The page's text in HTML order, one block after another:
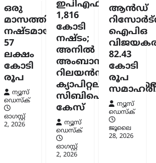
ഒഴിവാക്കി; ഇനി തുക
നേരിട്ട് ബാങ്ക്
അക്കൗണ്ടിലേക്ക്
ന്യൂസ് ഡെസ്ക്
ഓഗസ്റ്റ്‌ 6, 2026
സംസ്ഥാനത്തെ ക്ഷേമപെൻഷൻ
വിതരണ സംവിധാനത്തിൽ സുപ്രധാന
മാറ്റം വരുത്തി സർക്കാർ. സഹകരണ
ബാങ്കുകൾ മുഖേന
ഗുണഭോക്താക്കളുടെ വീടുകളിൽ നേരിട്ട്
പെൻഷൻ എത്തിക്കുന്ന രീതി
അവസാനിപ്പിച്ച്, തുക നേരിട്ട്…
ദേശീയം,ലേറ്റസ്റ്റ് ന്യൂസ്
ജെൻ Zഉം ജെൻ
ഒരു
മാസത്തിനുള്ളിൽ
നഷ്ടമായത്
57
ലക്ഷം
കോടി
രൂപ
ന്യൂസ്
ഡെസ്ക്
ഓഗസ്റ്റ്‌
2, 2026
ഇപിഎഫ്ഒയ്ക്ക്
1,816
കോടി
നഷ്ടം;
അനിൽ
അംബാനിക്കും
റിലയൻസ്
സിബിഐ
കേസ്
ന്യൂസ്
ഡെസ്ക്
ഓഗസ്റ്റ്‌
2, 2026
ആൻഡ്
ഐപിഒ
82.43
കോടി
രൂപ
ന്യൂസ്
ഡെസ്ക്
ജൂലൈ
28, 2026